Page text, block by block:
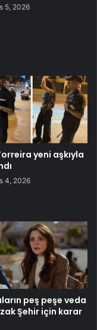
5, 2026
yeni aşkıyla
4, 2026
peş peşe veda
Şehir için karar